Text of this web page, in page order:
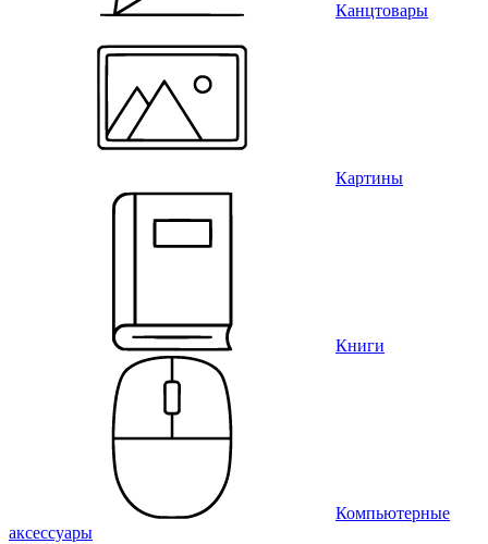
Канцтовары
Картины
Книги
Компьютерные
аксессуары